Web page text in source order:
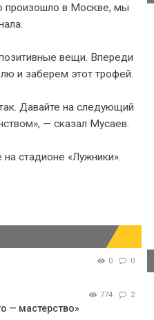
произошло в Москве, мы
вещи. Впереди
и заберем этот трофей.
Давайте на следующий
— сказал Мусаев.
стадионе «Лужники».
0 0
774 2
— мастерство»